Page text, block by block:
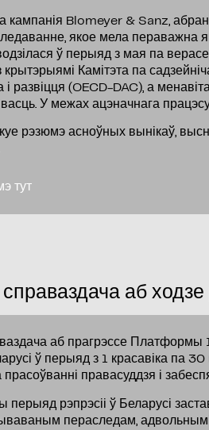
кампанія Blomeyer & Sanz,
якое мела пераважна
ў перыяд з мая па
Камітэта па
і развіцця (OECD-DAC), а
У межах ацэначнага
рэзюмэ асноўных вынікаў,
тут
аб
аб прагрэссе Платформы
ў перыяд з 1 красавіка па
правасуддзя і
перыяд рэпрэсіі ў Беларусі
пераследам, адвольнымі